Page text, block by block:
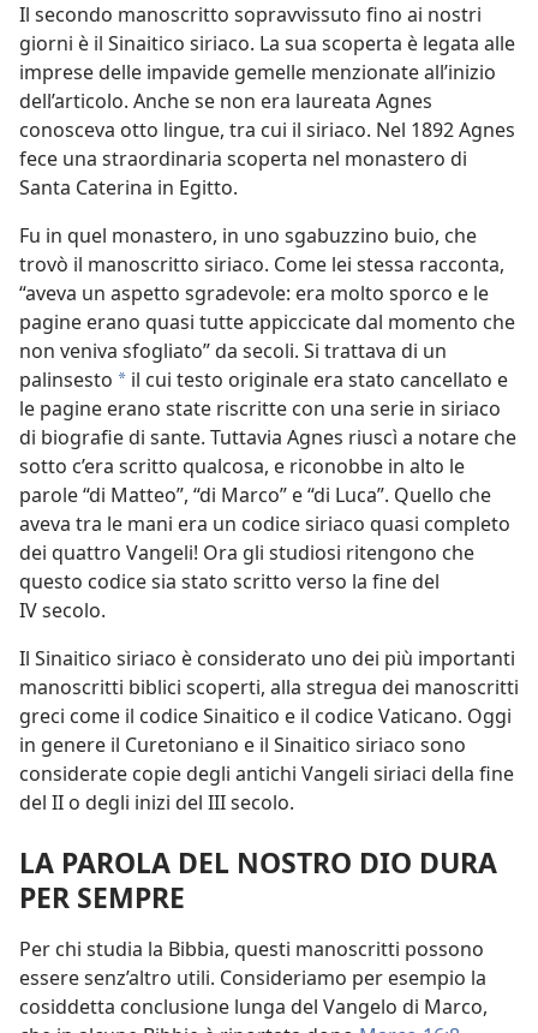
Il secondo manoscritto sopravvissuto fino ai nostri
giorni è il Sinaitico siriaco. La sua scoperta è legata alle
imprese delle impavide gemelle menzionate all’inizio
dell’articolo. Anche se non era laureata Agnes
conosceva otto lingue, tra cui il siriaco. Nel 1892 Agnes
fece una straordinaria scoperta nel monastero di
Santa Caterina in Egitto.
Fu in quel monastero, in uno sgabuzzino buio, che
trovò il manoscritto siriaco. Come lei stessa racconta,
“aveva un aspetto sgradevole: era molto sporco e le
pagine erano quasi tutte appiccicate dal momento che
non veniva sfogliato” da secoli. Si trattava di un
palinsesto * il cui testo originale era stato cancellato e
le pagine erano state riscritte con una serie in siriaco
di biografie di sante. Tuttavia Agnes riuscì a notare che
sotto c’era scritto qualcosa, e riconobbe in alto le
parole “di Matteo”, “di Marco” e “di Luca”. Quello che
aveva tra le mani era un codice siriaco quasi completo
dei quattro Vangeli! Ora gli studiosi ritengono che
questo codice sia stato scritto verso la fine del
IV secolo.
Il Sinaitico siriaco è considerato uno dei più importanti
manoscritti biblici scoperti, alla stregua dei manoscritti
greci come il codice Sinaitico e il codice Vaticano. Oggi
in genere il Curetoniano e il Sinaitico siriaco sono
considerate copie degli antichi Vangeli siriaci della fine
del II o degli inizi del III secolo.
LA PAROLA DEL NOSTRO DIO DURA
PER SEMPRE
Per chi studia la Bibbia, questi manoscritti possono
essere senz’altro utili. Consideriamo per esempio la
cosiddetta conclusione lunga del Vangelo di Marco,